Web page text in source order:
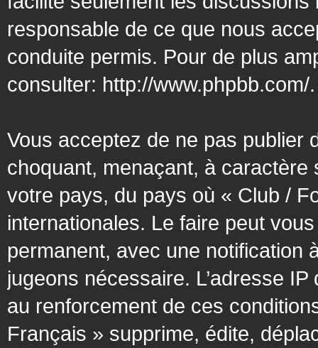
responsable de ce que nous
conduite permis. Pour de plus
consulter: http://www.phpbb.com/.
Vous acceptez de ne pas publier
choquant, menaçant, à
votre pays, du pays où « Club /
internationales. Le faire peut
permanent, avec une notification
jugeons nécessaire. L’adresse
au renforcement de ces
Français » supprime, édite,